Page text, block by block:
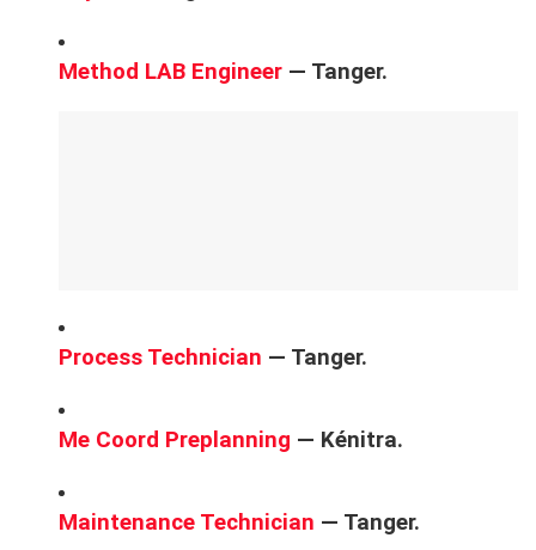
Method LAB Engineer — Tanger.
Process Technician — Tanger.
Me Coord Preplanning — Kénitra.
Maintenance Technician — Tanger.